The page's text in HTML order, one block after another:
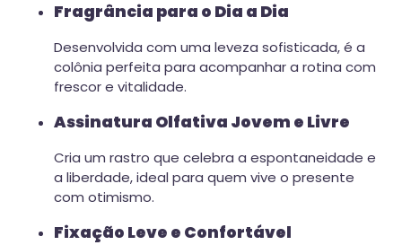
Fragrância para o Dia a Dia
Desenvolvida com uma leveza sofisticada, é a
colônia perfeita para acompanhar a rotina com
frescor e vitalidade.
Assinatura Olfativa Jovem e Livre
Cria um rastro que celebra a espontaneidade e
a liberdade, ideal para quem vive o presente
com otimismo.
Fixação Leve e Confortável